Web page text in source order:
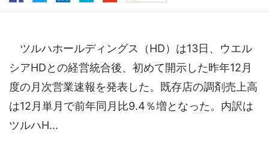
ツルハホールディングス（HD）は13日、ウエル
シアHDとの経営統合後、初めて開示した昨年12月
度の月次営業速報を発表した。既存店の調剤売上高
は12月単月で前年同月比9.4％増となった。内訳は
ツルハH...